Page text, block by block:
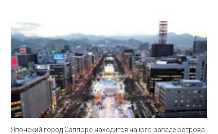
Японский город Саппоро находится на юго-западе острова